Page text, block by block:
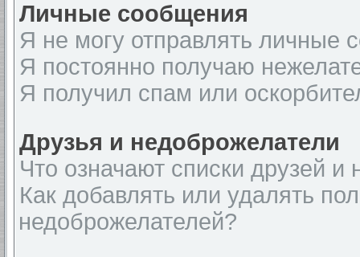
Личные сообщения
Я не могу отправлять личные
Я постоянно получаю
Я получил спам или
Друзья и недоброжелатели
Что означают списки друзей и
Как добавлять или удалять
недоброжелателей?